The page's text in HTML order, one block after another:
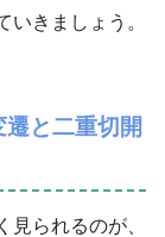
きましょう。
と二重切開
られるのが、